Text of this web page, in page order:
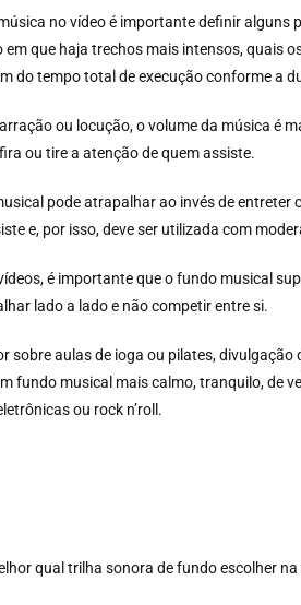
no vídeo é importante definir
que haja trechos mais intensos, quais
do tempo total de execução conforme a
ou locução, o volume da música é
ou tire a atenção de quem assiste.
pode atrapalhar ao invés de entreter
e, por isso, deve ser utilizada com
é importante que o fundo musical
lado a lado e não competir entre si.
sobre aulas de ioga ou pilates,
fundo musical mais calmo, tranquilo, de
ou rock n’roll.
qual trilha sonora de fundo escolher